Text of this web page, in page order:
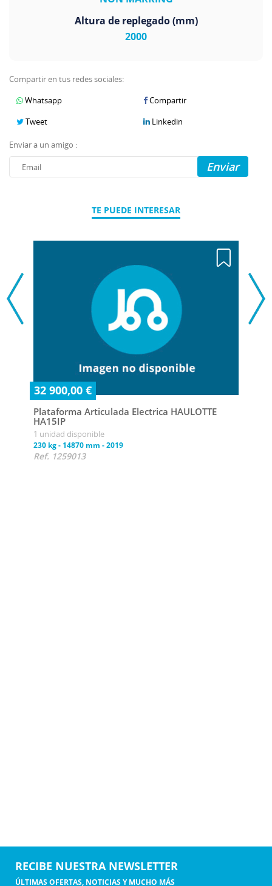
Altura de replegado (mm)
2000
Compartir en tus redes sociales:
Whatsapp
Compartir
Tweet
Linkedin
Enviar a un amigo :
Enviar
TE PUEDE INTERESAR
32 900,00 €
Plataforma Articulada Electrica HAULOTTE
HA15IP
1 unidad disponible
230 kg- 14870 mm -2019
Ref. 1259013
RECIBE NUESTRA NEWSLETTER
ÚLTIMAS OFERTAS, NOTICIAS Y MUCHO MÁS